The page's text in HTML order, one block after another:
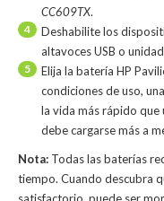
CC609TX.
4
Deshabilite los
altavoces USB o
5
Elija la batería HP
condiciones de uso,
la vida más rápido
debe cargarse más a
Nota: Todas las baterías
tiempo. Cuando descubra